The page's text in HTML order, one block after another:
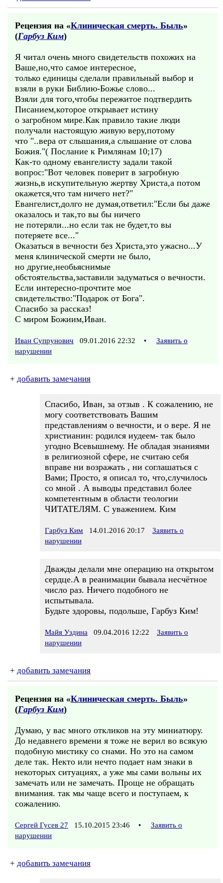
Рецензия на «Клиническая смерть. Быль»
(Гарбуз Ким)
Я читал очень много свидетельств похожих на
Ваше,но,что самое интересное,
только единицы сделали правильный выбор и
взяли в руки Библию-Божье слово...
Взяли для того,чтобы пережитое подтвердить
Писанием,которое открывает истину
о загробном мире.Как правило такие люди
получали настоящую живую веру,потому
что "..вера от слышания,а слышание от слова
Божия."( Послание к Римлянам 10;17)
Как-то одному евангелисту задали такой
вопрос:"Вот человек поверит в загробную
жизнь,в искупительную жертву Христа,а потом
окажется,что там ничего нет?"
Евангелист,долго не думая,ответил:"Если бы даже
оказалось и так,то вы бы ничего
не потеряли...но если так не будет,то вы
потеряете все..."
Оказаться в вечности без Христа,это ужасно...У
меня клинической смерти не было,
но другие,необьяснимые
обстоятельства,заставили задуматься о вечности.
Если интересно-прочтите мое
свидетельство:"Подарок от Бога".
Спасибо за рассказ!
С миром Божиим,Иван.
Иван Супрунович 09.01.2016 22:32 •
Заявить о
нарушении
+ добавить замечания
Спасибо, Иван, за отзыв . К сожалению, не
могу соответствовать Вашим
представлениям о вечности, и о вере. Я не
христианин: родился иудеем- так было
угодно Всевышнему. Не обладая знаниями
в религиозной сфере, не считаю себя
вправе ни возражать , ни соглашаться с
Вами; Просто, я описал то, что,случилось
со мной . А выводы представил более
компетентным в области теологии
ЧИТАТЕЛЯМ. С уважением. Ким
Гарбуз Ким 14.01.2016 20:17
Заявить о
нарушении
Дважды делали мне операцию на открытом
сердце.А в реанимации бывала несчётное
число раз. Ничего подобного не
испытывала.
Будьте здоровы, подольше, Гарбуз Ким!
Майя Уздина 09.04.2016 12:22
Заявить о
нарушении
+ добавить замечания
Рецензия на «Клиническая смерть. Быль»
(Гарбуз Ким)
Думаю, у вас много откликов на эту миниатюру.
До недавнего времени я тоже не верил во всякую
подобную мистику со снами. Но это на самом
деле так. Некто или нечто подает нам знаки в
некоторых ситуациях, а уже мы сами вольны их
замечать или не замечать. Проще не обращать
внимания. так мы чаще всего и поступаем, к
сожалению.
Сергей Гусев 27 15.10.2015 23:46 •
Заявить о
нарушении
+ добавить замечания